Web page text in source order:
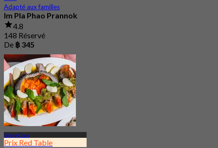
Adapté aux familles
Im Pla Phao Prannok
4.8
148 Réservé
De ฿ 345
Taling Chan
Prix Red Table